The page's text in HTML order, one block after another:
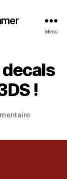
Menu
!
sur